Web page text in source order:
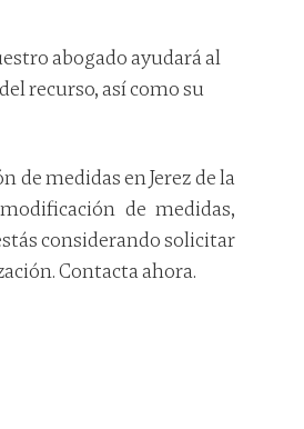
abogado ayudará al
recurso, así como su
de medidas en Jerez de la
de medidas,
considerando solicitar
Contacta ahora.